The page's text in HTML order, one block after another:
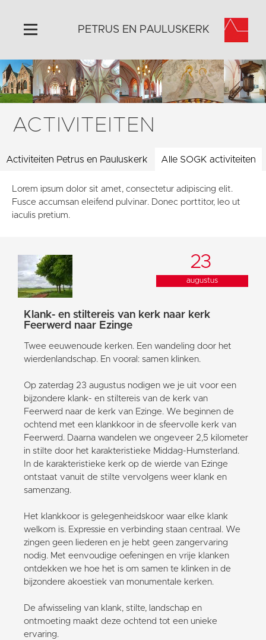
Home
Algemeen
Historie
Activiteiten
Contact
Vaktaal
PETRUS EN PAULUSKERK
ACTIVITEITEN
Activiteiten Petrus en Pauluskerk Alle SOGK activiteiten
Lorem ipsum dolor sit amet, consectetur adipiscing elit.
Fusce accumsan eleifend pulvinar. Donec porttitor, leo ut
iaculis pretium.
23
augustus
Klank- en stiltereis van kerk naar kerk
Feerwerd naar Ezinge
Twee eeuwenoude kerken. Een wandeling door het
wierdenlandschap. En vooral: samen klinken.
Op zaterdag 23 augustus nodigen we je uit voor een
bijzondere klank- en stiltereis van de kerk van
Feerwerd naar de kerk van Ezinge. We beginnen de
ochtend met een klankkoor in de sfeervolle kerk van
Feerwerd. Daarna wandelen we ongeveer 2,5 kilometer
in stilte door het karakteristieke Middag-Humsterland.
In de karakteristieke kerk op de wierde van Ezinge
ontstaat vanuit de stilte vervolgens weer klank en
samenzang.
Het klankkoor is gelegenheidskoor waar elke klank
welkom is. Expressie en verbinding staan centraal. We
zingen geen liederen en je hebt geen zangervaring
nodig. Met eenvoudige oefeningen en vrije klanken
ontdekken we hoe het is om samen te klinken in de
bijzondere akoestiek van monumentale kerken.
De afwisseling van klank, stilte, landschap en
ontmoeting maakt deze ochtend tot een unieke
ervaring.